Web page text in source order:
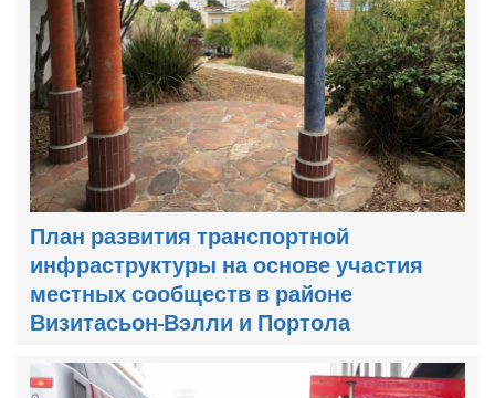
План развития транспортной
инфраструктуры на основе участия
местных сообществ в районе
Визитасьон-Вэлли и Портола